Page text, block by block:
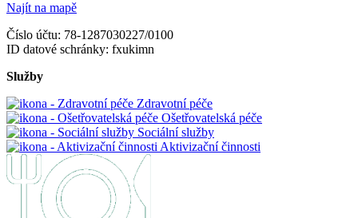
Najít na mapě
Číslo účtu: 78-1287030227/0100
ID datové schránky: fxukimn
Služby
Zdravotní péče
Ošetřovatelská péče
Sociální služby
Aktivizační činnosti